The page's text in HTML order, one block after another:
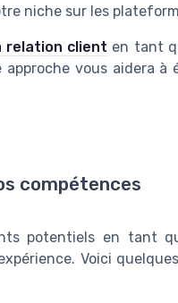
niche sur les
relation client en tant
vous aidera à
compétences
potentiels en tant
Voici